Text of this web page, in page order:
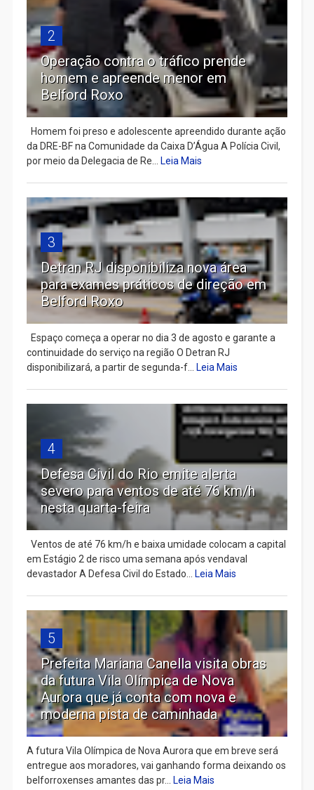
2
Operação contra o tráfico prende
homem e apreende menor em
Belford Roxo
Homem foi preso e adolescente apreendido durante ação
da DRE-BF na Comunidade da Caixa D’Água A Polícia Civil,
por meio da Delegacia de Re...
Leia Mais
3
Detran RJ disponibiliza nova área
para exames práticos de direção em
Belford Roxo
Espaço começa a operar no dia 3 de agosto e garante a
continuidade do serviço na região O Detran RJ
disponibilizará, a partir de segunda-f...
Leia Mais
4
Defesa Civil do Rio emite alerta
severo para ventos de até 76 km/h
nesta quarta-feira
Ventos de até 76 km/h e baixa umidade colocam a capital
em Estágio 2 de risco uma semana após vendaval
devastador A Defesa Civil do Estado...
Leia Mais
5
Prefeita Mariana Canella visita obras
da futura Vila Olímpica de Nova
Aurora que já conta com nova e
moderna pista de caminhada
A futura Vila Olímpica de Nova Aurora que em breve será
entregue aos moradores, vai ganhando forma deixando os
belforroxenses amantes das pr...
Leia Mais